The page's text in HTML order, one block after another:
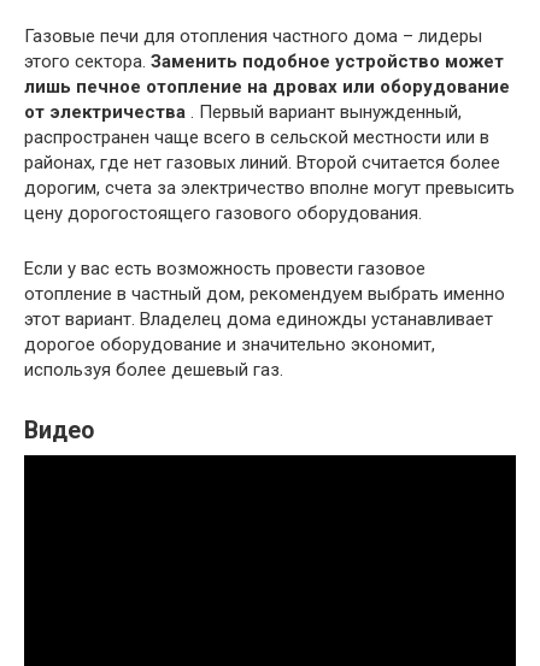
Газовые печи для отопления частного дома – лидеры
этого сектора. Заменить подобное устройство может
лишь печное отопление на дровах или оборудование
от электричества . Первый вариант вынужденный,
распространен чаще всего в сельской местности или в
районах, где нет газовых линий. Второй считается более
дорогим, счета за электричество вполне могут превысить
цену дорогостоящего газового оборудования.
Если у вас есть возможность провести газовое
отопление в частный дом, рекомендуем выбрать именно
этот вариант. Владелец дома единожды устанавливает
дорогое оборудование и значительно экономит,
используя более дешевый газ.
Видео